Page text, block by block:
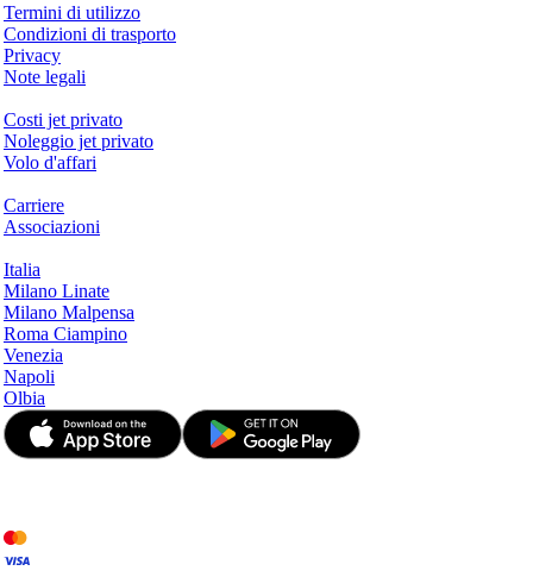
Termini di utilizzo
Condizioni di trasporto
Privacy
Note legali
Costi jet privato
Noleggio jet privato
Volo d'affari
Carriere
Associazioni
Italia
Milano Linate
Milano Malpensa
Roma Ciampino
Venezia
Napoli
Olbia